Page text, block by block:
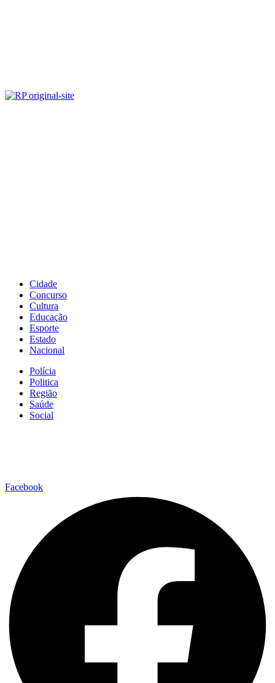
Cidade
Concurso
Cultura
Educação
Esporte
Estado
Nacional
Polícia
Politica
Região
Saúde
Social
Facebook